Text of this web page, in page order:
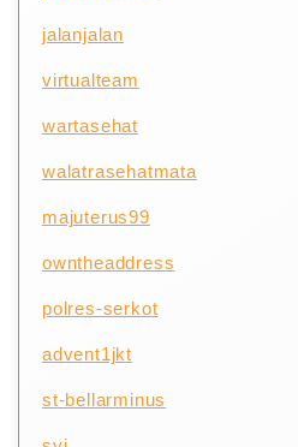
jalanjalan
virtualteam
wartasehat
walatrasehatmata
majuterus99
owntheaddress
polres-serkot
advent1jkt
st-bellarminus